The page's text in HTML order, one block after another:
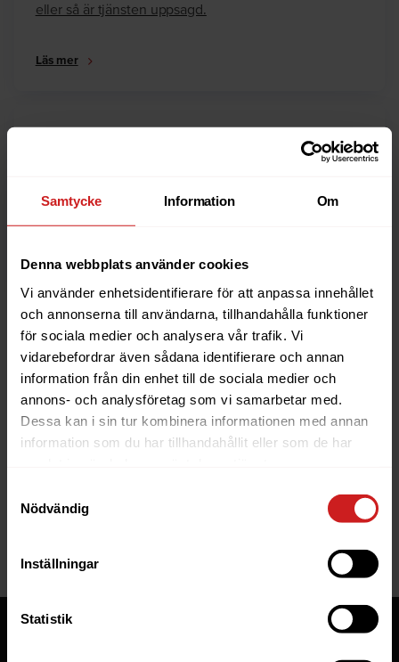
Samtycke Information Om
Denna webbplats använder cookies
Vi använder enhetsidentifierare för att anpassa innehållet
och annonserna till användarna, tillhandahålla funktioner
för sociala medier och analysera vår trafik. Vi
vidarebefordrar även sådana identifierare och annan
information från din enhet till de sociala medier och
annons- och analysföretag som vi samarbetar med.
Dessa kan i sin tur kombinera informationen med annan
information som du har tillhandahållit eller som de har
Nödvändig
Inställningar
Statistik
eller så är tjänsten uppsagd.
Läs mer
Är du ägare till hemsidan eller domännamnet så har
anledningarna till varför en hemsida är spärrad.
Läs mer
The website you were trying to
reach has been suspended
If you are the owner of this website or domain please
read
website to be suspended.